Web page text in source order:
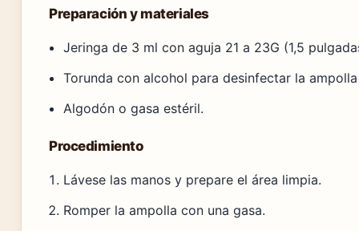
Preparación y materiales
Jeringa de 3 ml con aguja 21 a 23G (1,5
Torunda con alcohol para desinfectar la
Algodón o gasa estéril.
Procedimiento
Lávese las manos y prepare el área limpia.
Romper la ampolla con una gasa.